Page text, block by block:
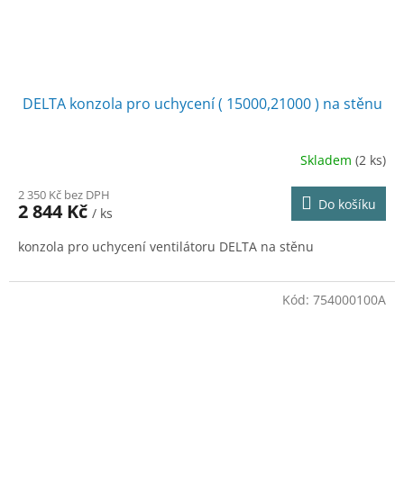
DELTA konzola pro uchycení ( 15000,21000 ) na stěnu
Skladem (2 ks)
2 350 Kč bez DPH
2 844 Kč / ks
Do košíku
konzola pro uchycení ventilátoru DELTA na stěnu
Kód: 754000100A